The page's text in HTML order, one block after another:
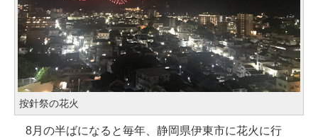
按針祭の花火
8月の半ばになると毎年、静岡県伊東市に花火に行